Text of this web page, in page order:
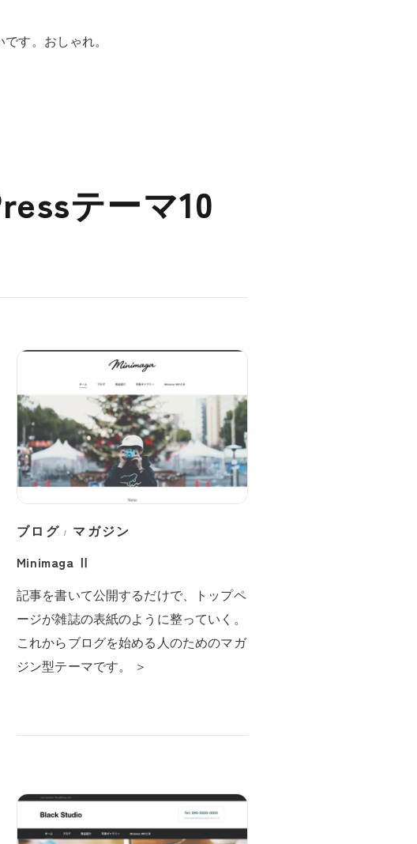
す。おしゃれ。
テーマ10
ブログ / マガジン
Minimaga Ⅱ
記事を書いて公開するだけで、トップペ
ージが雑誌の表紙のように整っていく。
これからブログを始める人のためのマガ
ジン型テーマです。 ＞